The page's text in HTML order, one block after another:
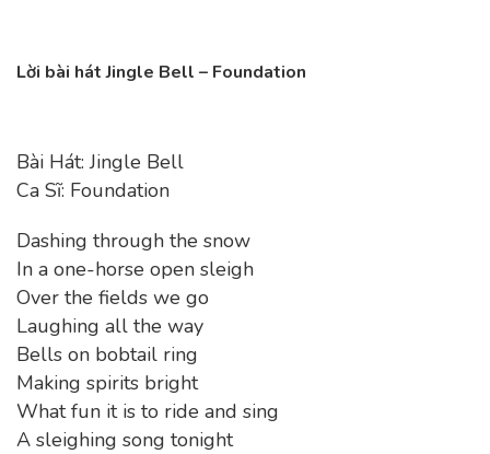
Lời bài hát Jingle Bell – Foundation
Bài Hát: Jingle Bell
Ca Sĩ: Foundation
Dashing through the snow
In a one-horse open sleigh
Over the fields we go
Laughing all the way
Bells on bobtail ring
Making spirits bright
What fun it is to ride and sing
A sleighing song tonight